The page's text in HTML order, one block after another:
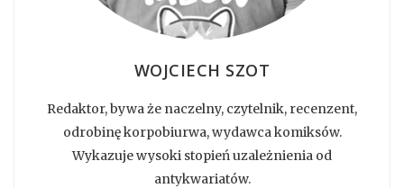
WOJCIECH SZOT
Redaktor, bywa że naczelny, czytelnik, recenzent,
odrobinę korpobiurwa, wydawca komiksów.
Wykazuje wysoki stopień uzależnienia od
antykwariatów.